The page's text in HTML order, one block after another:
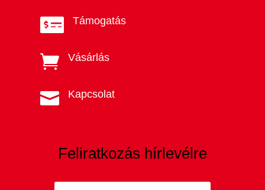
 Támogatás
 Vásárlás
 Kapcsolat
Feliratkozás hírlevélre